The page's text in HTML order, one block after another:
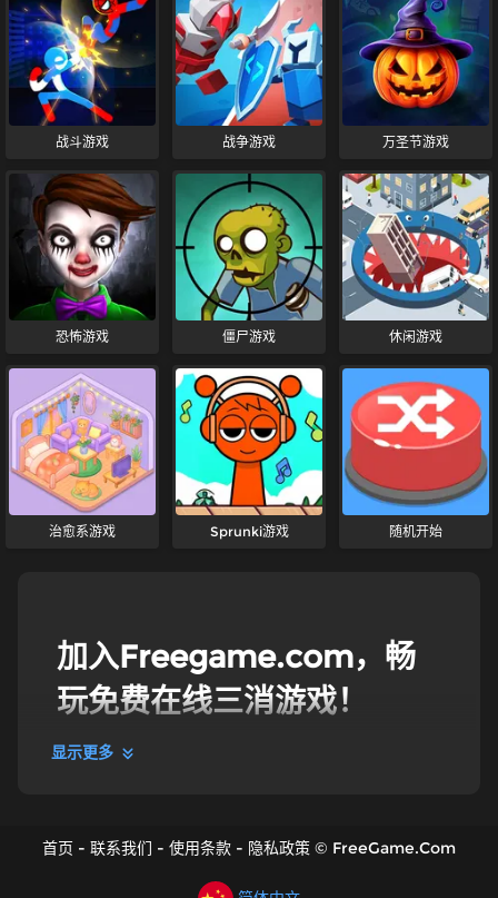
战斗游戏 战争游戏 万圣节游戏
恐怖游戏 僵尸游戏 休闲游戏
治愈系游戏 Sprunki游戏 随机开始
加入Freegame.com，畅
玩免费在线三消游戏！
三消游戏
玩免费三消游戏。
显示更多
首页 - 联系我们 - 使用条款 - 隐私政策 © FreeGame.Com